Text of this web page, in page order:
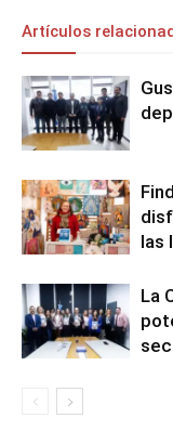
Artículos
las
La